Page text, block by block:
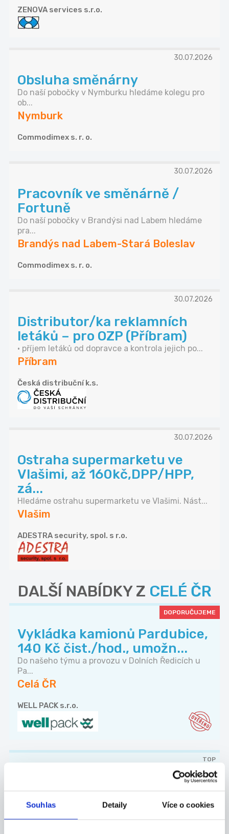
Souhlas Detaily Více o cookies
ZENOVA services s.r.o.
30.07.2026
Obsluha směnárny
Do naší pobočky v Nymburku hledáme kolegu pro
ob...
Nymburk
Commodimex s. r. o.
30.07.2026
Pracovník ve směnárně /
Fortuně
Do naší pobočky v Brandýsi nad Labem hledáme
pra...
Brandýs nad Labem-Stará Boleslav
Commodimex s. r. o.
30.07.2026
Distributor/ka reklamních
letáků – pro OZP (Příbram)
• příjem letáků od dopravce a kontrola jejich po...
Příbram
Česká distribuční k.s.
30.07.2026
Ostraha supermarketu ve
Vlašimi, až 160kč,DPP/HPP,
zá...
Hledáme ostrahu supermarketu ve Vlašimi. Nást...
Vlašim
ADESTRA security, spol. s r.o.
DALŠÍ NABÍDKY Z CELÉ ČR
DOPORUČUJEME
Vykládka kamionů Pardubice,
140 Kč čist./hod., umožn...
Do našeho týmu a provozu v Dolních Ředicích u
Pa...
Celá ČR
WELL PACK s.r.o.
TOP
Tri...
Remote | Částečný úvazek | od 15:00 Rodiče